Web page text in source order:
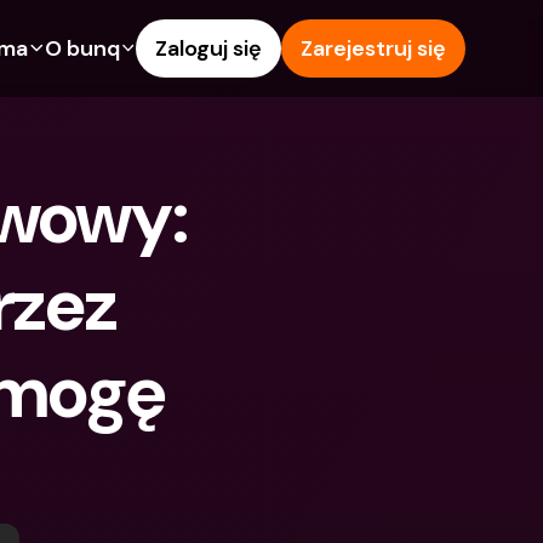
Karty kredytowe
Waluty obce i zagraniczne
Wypłaty i wpłaty z
bankomatów
Oferty bunq
O bunq
Blog
Zgłoś problem
Dokumenty prawne
Międzynarodowe konta
bankowe & Zagraniczne
Zaloguj się Zarejestruj się